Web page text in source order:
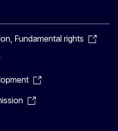
Fundamental rights